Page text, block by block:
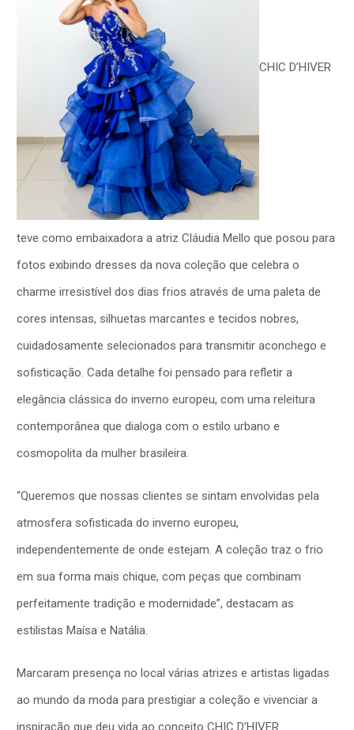
CHIC D’HIVER
teve como embaixadora a atriz Cláudia Mello que posou para
fotos exibindo dresses da nova coleção que celebra o
charme irresistível dos dias frios através de uma paleta de
cores intensas, silhuetas marcantes e tecidos nobres,
cuidadosamente selecionados para transmitir aconchego e
sofisticação. Cada detalhe foi pensado para refletir a
elegância clássica do inverno europeu, com uma releitura
contemporânea que dialoga com o estilo urbano e
cosmopolita da mulher brasileira.
“Queremos que nossas clientes se sintam envolvidas pela
atmosfera sofisticada do inverno europeu,
independentemente de onde estejam. A coleção traz o frio
em sua forma mais chique, com peças que combinam
perfeitamente tradição e modernidade”, destacam as
estilistas Maísa e Natália.
Marcaram presença no local várias atrizes e artistas ligadas
ao mundo da moda para prestigiar a coleção e vivenciar a
inspiração que deu vida ao conceito CHIC D’HIVER.